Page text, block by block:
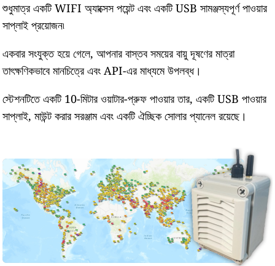
শুধুমাত্র একটি WIFI অ্যাক্সেস পয়েন্ট এবং একটি USB সামঞ্জস্যপূর্ণ পাওয়ার
সাপ্লাই প্রয়োজন৷
একবার সংযুক্ত হয়ে গেলে, আপনার বাস্তব সময়ের বায়ু দূষণের মাত্রা
তাৎক্ষণিকভাবে মানচিত্রে এবং API-এর মাধ্যমে উপলব্ধ।
স্টেশনটিতে একটি 10-মিটার ওয়াটার-প্রুফ পাওয়ার তার, একটি USB পাওয়ার
সাপ্লাই, মাউন্ট করার সরঞ্জাম এবং একটি ঐচ্ছিক সোলার প্যানেল রয়েছে।